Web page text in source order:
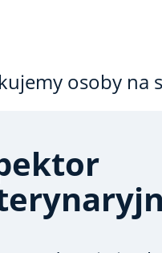
osoby na